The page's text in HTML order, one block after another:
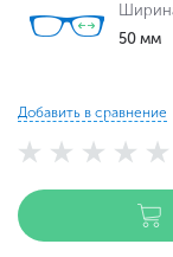
50 мм
Добавить в сравнение